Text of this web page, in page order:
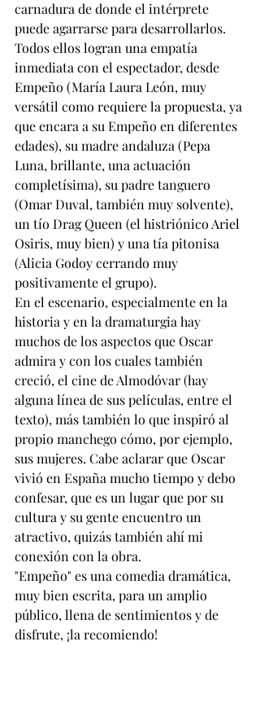
carnadura de donde el intérprete
puede agarrarse para desarrollarlos.
Todos ellos logran una empatía
inmediata con el espectador, desde
Empeño (María Laura León, muy
versátil como requiere la propuesta, ya
que encara a su Empeño en diferentes
edades), su madre andaluza (Pepa
Luna, brillante, una actuación
completísima), su padre tanguero
(Omar Duval, también muy solvente),
un tío Drag Queen (el histriónico Ariel
Osiris, muy bien) y una tía pitonisa
(Alicia Godoy cerrando muy
positivamente el grupo).
En el escenario, especialmente en la
historia y en la dramaturgia hay
muchos de los aspectos que Oscar
admira y con los cuales también
creció, el cine de Almodóvar (hay
alguna línea de sus películas, entre el
texto), más también lo que inspiró al
propio manchego cómo, por ejemplo,
sus mujeres. Cabe aclarar que Oscar
vivió en España mucho tiempo y debo
confesar, que es un lugar que por su
cultura y su gente encuentro un
atractivo, quizás también ahí mi
conexión con la obra.
"Empeño" es una comedia dramática,
muy bien escrita, para un amplio
público, llena de sentimientos y de
disfrute, ¡la recomiendo!